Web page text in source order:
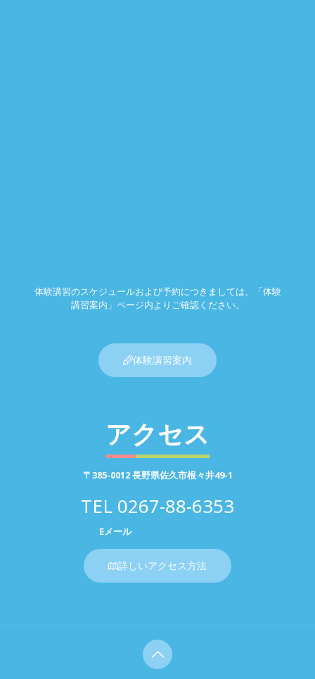
体験講習のスケジュールおよび予約につきましては、「体験
講習案内」ページ内よりご確認ください。
体験講習案内
アクセス
〒385-0012 長野県佐久市根々井49-1
TEL 0267-88-6353
Eメール
詳しいアクセス方法